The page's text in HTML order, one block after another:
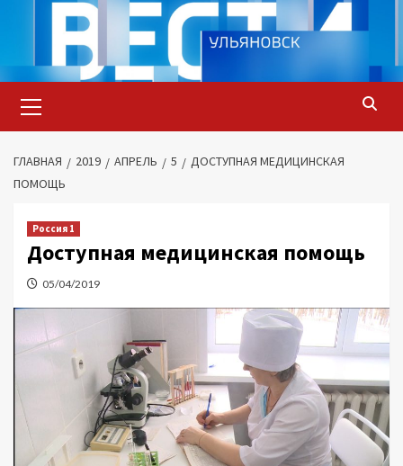
содержимому
меню
ГЛАВНАЯ 2019 АПРЕЛЬ 5
ДОСТУПНАЯ МЕДИЦИНСКАЯ
ПОМОЩЬ
Россия 1
Доступная медицинская помощь
05/04/2019